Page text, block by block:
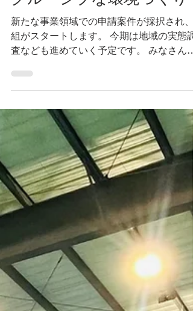
★障害の有無に関わらずこ
どもたちが共に育つイン
クルーシブな環境づくり
新たな事業領域での申請案件が採択され、
組がスタートします。 今期は地域の実態調
査なども進めていく予定です。 みなさんの
いろいろな声をふまえながら、地域に合う
境づくりを関係者のみなさんと進めていけ
ばと思います。